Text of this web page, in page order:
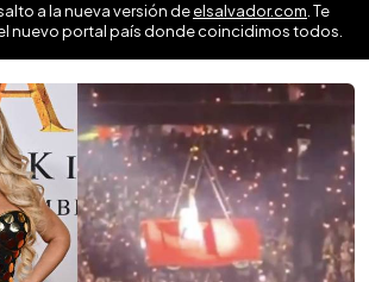
a la nueva versión deelsalvador.com . Te
nuevo portal país donde coincidimos todos.